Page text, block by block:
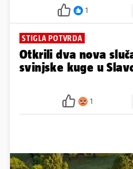
1
STIGLA POTVRDA
Otkrili dva nova
svinjske kuge u
1